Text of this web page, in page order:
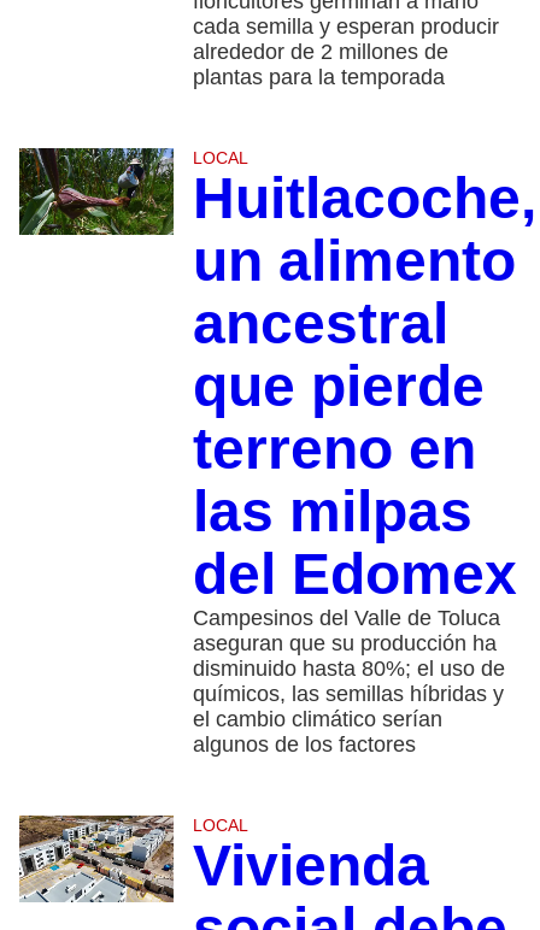
cada semilla y esperan producir
alrededor de 2 millones de
plantas para la temporada
LOCAL
Huitlacoche,
un alimento
ancestral
que pierde
terreno en
las milpas
del Edomex
Campesinos del Valle de Toluca
aseguran que su producción ha
disminuido hasta 80%; el uso de
químicos, las semillas híbridas y
el cambio climático serían
algunos de los factores
LOCAL
Vivienda